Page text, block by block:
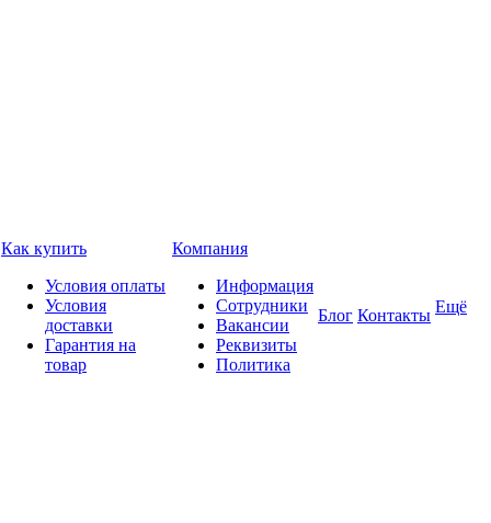
Как купить
Условия оплаты
Условия
доставки
Гарантия на
товар
Компания
Информация
Сотрудники
Вакансии
Реквизиты
Политика
Блог Контакты Ещё